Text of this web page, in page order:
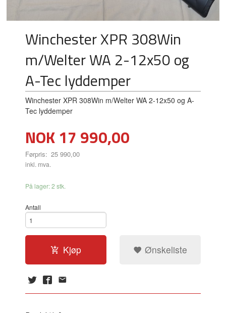
Winchester XPR 308Win
m/Welter WA 2-12x50 og
A-Tec lyddemper
Winchester XPR 308Win m/Welter WA 2-12x50 og A-
Tec lyddemper
Tilbud
NOK17 990,00
Førpris: 25 990,00
Rabatt
inkl. mva.
På lager: 2 stk.
Antall
Kjøp Ønskeliste